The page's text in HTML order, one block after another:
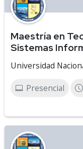
Maestría en
Sistemas
Universidad
Presencial